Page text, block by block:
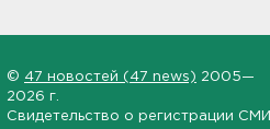
© 47 новостей (47 news) 2005—
2026 г.
Свидетельство о регистрации СМИ